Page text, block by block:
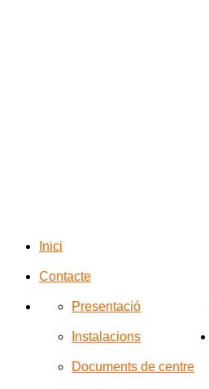
Inici
Contacte
Presentació
Instalacions
Documents de centre